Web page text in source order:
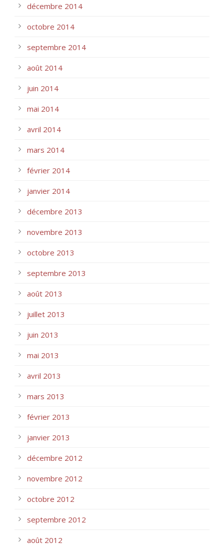
décembre 2014
octobre 2014
septembre 2014
août 2014
juin 2014
mai 2014
avril 2014
mars 2014
février 2014
janvier 2014
décembre 2013
novembre 2013
octobre 2013
septembre 2013
août 2013
juillet 2013
juin 2013
mai 2013
avril 2013
mars 2013
février 2013
janvier 2013
décembre 2012
novembre 2012
octobre 2012
septembre 2012
août 2012